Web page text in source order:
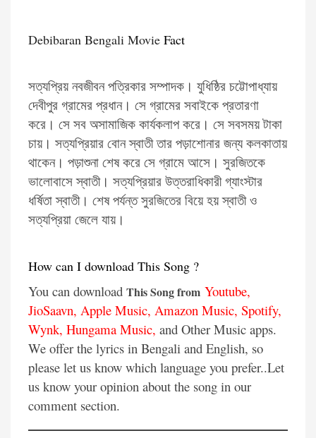
Debibaran Bengali Movie Fact
সত্যপ্রিয় নবজীবন পত্রিকার সম্পাদক। যুধিষ্ঠির চট্টোপাধ্যায়
দেবীপুর গ্রামের প্রধান। সে গ্রামের সবাইকে প্রতারণা
করে। সে সব অসামাজিক কার্যকলাপ করে। সে সবসময় টাকা
চায়। সত্যপ্রিয়ার বোন স্বাতী তার পড়াশোনার জন্য কলকাতায়
থাকেন। পড়াশুনা শেষ করে সে গ্রামে আসে। সুরজিতকে
ভালোবাসে স্বাতী। সত্যপ্রিয়ার উত্তরাধিকারী গ্যাংস্টার
ধর্ষিতা স্বাতী। শেষ পর্যন্ত সুরজিতের বিয়ে হয় স্বাতী ও
সত্যপ্রিয়া জেলে যায়।
How can I download This Song ?
You can download This Song from Youtube,
JioSaavn, Apple Music, Amazon Music, Spotify,
Wynk, Hungama Music, and Other Music apps.
We offer the lyrics in Bengali and English, so
please let us know which language you prefer..Let
us know your opinion about the song in our
comment section.